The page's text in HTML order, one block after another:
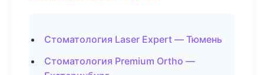
Стоматология Laser Expert — Тюмень
Стоматология Premium Ortho —